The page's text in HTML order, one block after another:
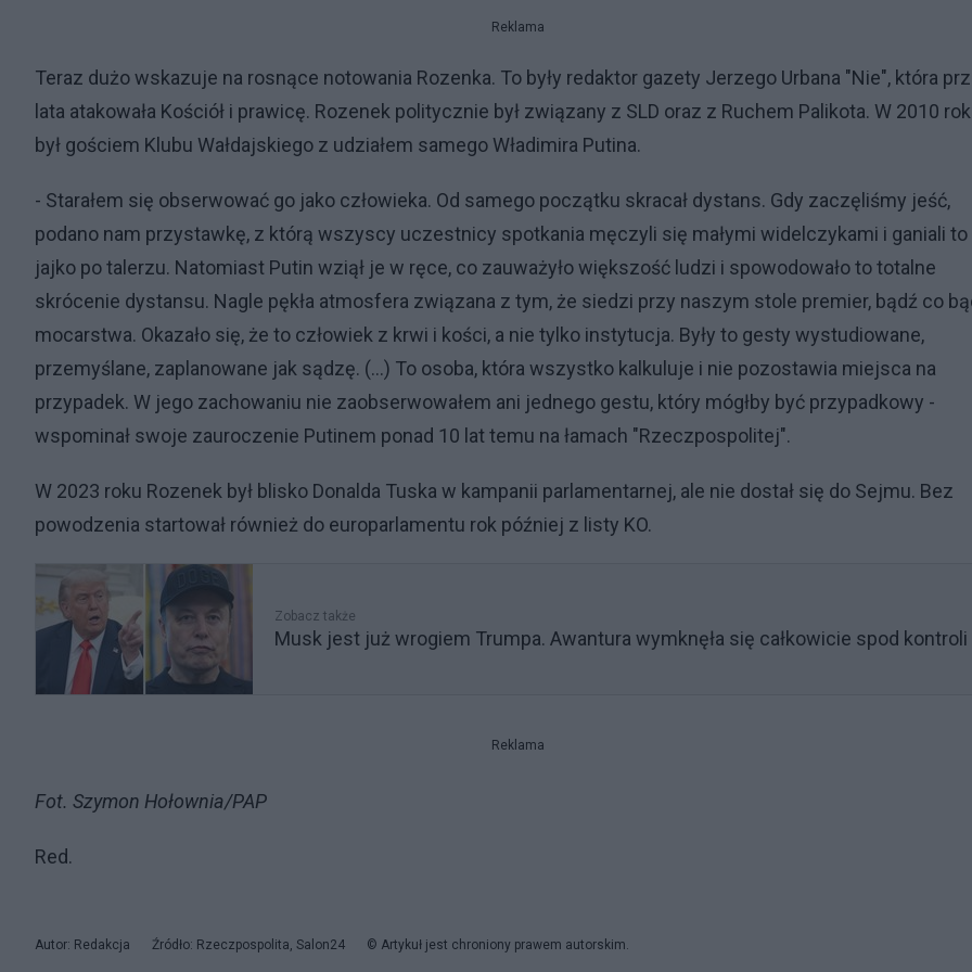
Reklama
Teraz dużo wskazuje na rosnące notowania Rozenka. To były redaktor gazety Jerzego Urbana "Nie", która
lata atakowała Kościół i prawicę. Rozenek politycznie był związany z SLD oraz z Ruchem Palikota. W 2010
był gościem Klubu Wałdajskiego z udziałem samego Władimira Putina.
- Starałem się obserwować go jako człowieka. Od samego początku skracał dystans. Gdy zaczęliśmy jeść,
podano nam przystawkę, z którą wszyscy uczestnicy spotkania męczyli się małymi widelczykami i ganiali to
jajko po talerzu. Natomiast Putin wziął je w ręce, co zauważyło większość ludzi i spowodowało to totalne
skrócenie dystansu. Nagle pękła atmosfera związana z tym, że siedzi przy naszym stole premier, bądź co
mocarstwa. Okazało się, że to człowiek z krwi i kości, a nie tylko instytucja. Były to gesty wystudiowane,
przemyślane, zaplanowane jak sądzę. (...) To osoba, która wszystko kalkuluje i nie pozostawia miejsca na
przypadek. W jego zachowaniu nie zaobserwowałem ani jednego gestu, który mógłby być przypadkowy -
wspominał swoje zauroczenie Putinem ponad 10 lat temu na łamach "Rzeczpospolitej".
W 2023 roku Rozenek był blisko Donalda Tuska w kampanii parlamentarnej, ale nie dostał się do Sejmu. Bez
powodzenia startował również do europarlamentu rok później z listy KO.
Zobacz także
Musk jest już wrogiem Trumpa. Awantura wymknęła się całkowicie spod kontroli
Reklama
Fot. Szymon Hołownia/PAP
Red.
Autor: Redakcja Źródło: Rzeczpospolita, Salon24 © Artykuł jest chroniony prawem autorskim.